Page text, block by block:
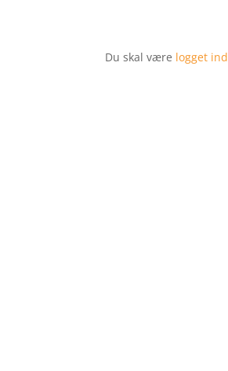
Du skal være logget ind